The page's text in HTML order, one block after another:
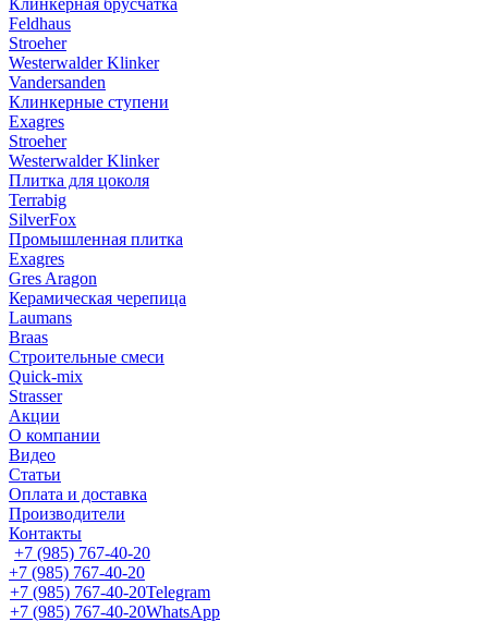
Клинкерная брусчатка
Feldhaus
Stroeher
Westerwalder Klinker
Vandersanden
Клинкерные ступени
Exagres
Stroeher
Westerwalder Klinker
Плитка для цоколя
Terrabig
SilverFox
Промышленная плитка
Exagres
Gres Aragon
Керамическая черепица
Laumans
Braas
Строительные смеси
Quick-mix
Strasser
Акции
О компании
Видео
Статьи
Оплата и доставка
Производители
Контакты
+7 (985) 767-40-20
+7 (985) 767-40-20
+7 (985) 767-40-20Telegram
+7 (985) 767-40-20WhatsApp